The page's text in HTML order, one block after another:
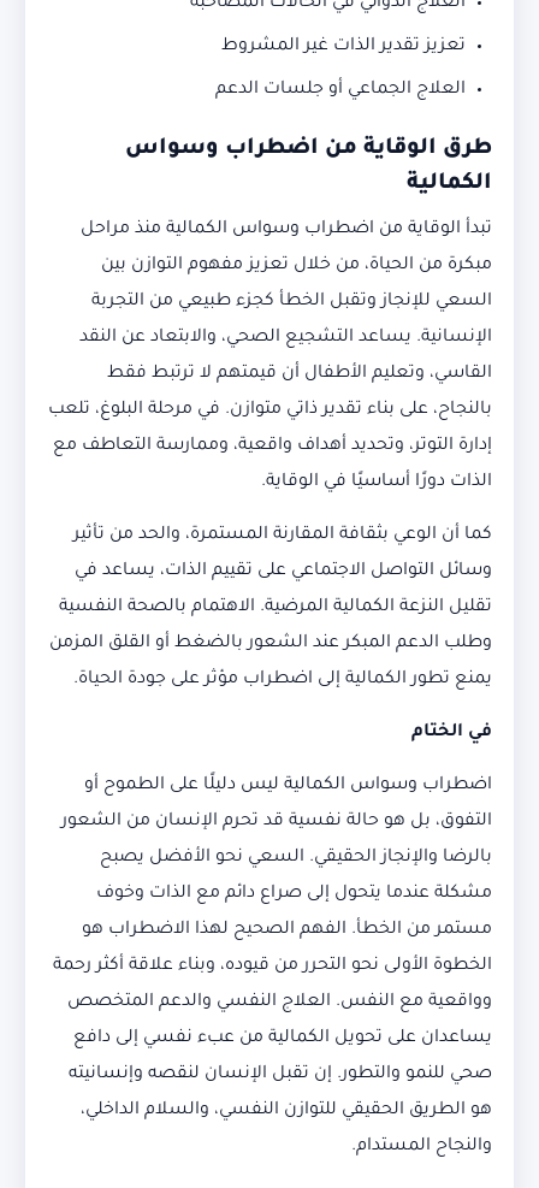
تعزيز تقدير الذات غير المشروط
العلاج الجماعي أو جلسات الدعم
طرق الوقاية من اضطراب وسواس
الكمالية
تبدأ الوقاية من اضطراب وسواس الكمالية منذ مراحل
مبكرة من الحياة، من خلال تعزيز مفهوم التوازن بين
السعي للإنجاز وتقبل الخطأ كجزء طبيعي من التجربة
الإنسانية. يساعد التشجيع الصحي، والابتعاد عن النقد
القاسي، وتعليم الأطفال أن قيمتهم لا ترتبط فقط
بالنجاح، على بناء تقدير ذاتي متوازن. في مرحلة البلوغ، تلعب
إدارة التوتر، وتحديد أهداف واقعية، وممارسة التعاطف مع
الذات دورًا أساسيًا في الوقاية.
كما أن الوعي بثقافة المقارنة المستمرة، والحد من تأثير
وسائل التواصل الاجتماعي على تقييم الذات، يساعد في
تقليل النزعة الكمالية المرضية. الاهتمام بالصحة النفسية
وطلب الدعم المبكر عند الشعور بالضغط أو القلق المزمن
يمنع تطور الكمالية إلى اضطراب مؤثر على جودة الحياة.
في الختام
اضطراب وسواس الكمالية ليس دليلًا على الطموح أو
التفوق، بل هو حالة نفسية قد تحرم الإنسان من الشعور
بالرضا والإنجاز الحقيقي. السعي نحو الأفضل يصبح
مشكلة عندما يتحول إلى صراع دائم مع الذات وخوف
مستمر من الخطأ. الفهم الصحيح لهذا الاضطراب هو
الخطوة الأولى نحو التحرر من قيوده، وبناء علاقة أكثر رحمة
وواقعية مع النفس. العلاج النفسي والدعم المتخصص
يساعدان على تحويل الكمالية من عبء نفسي إلى دافع
صحي للنمو والتطور. إن تقبل الإنسان لنقصه وإنسانيته
هو الطريق الحقيقي للتوازن النفسي، والسلام الداخلي،
والنجاح المستدام.